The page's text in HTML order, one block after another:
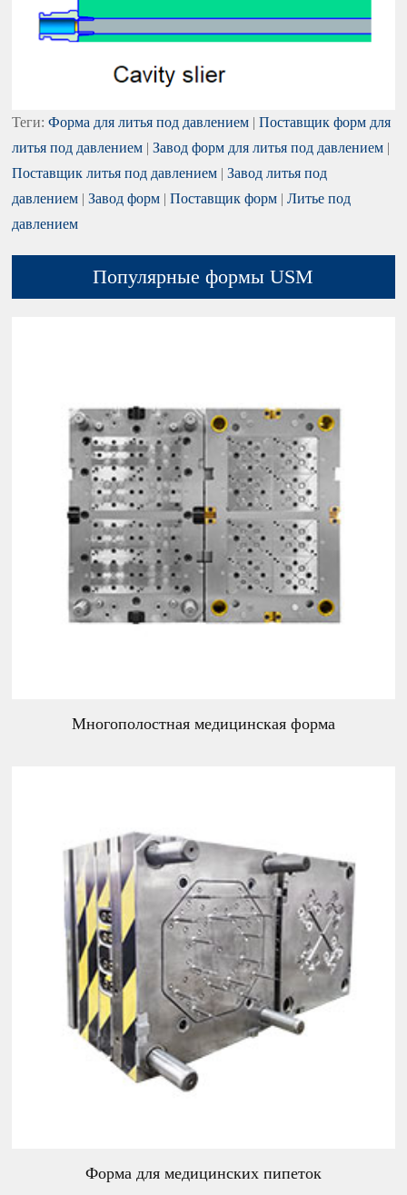
Теги:Форма для литья под давлением |Поставщик форм для
литья под давлением |Завод форм для литья под давлением |
Поставщик литья под давлением |Завод литья под
давлением |Завод форм |Поставщик форм |Литье под
давлением
Популярные формы USM
Многополостная медицинская форма
Форма для медицинских пипеток